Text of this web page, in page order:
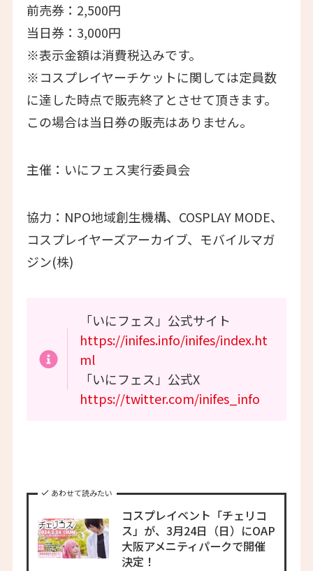
前売券：2,500円
当日券：3,000円
※表示金額は消費税込みです。
※コスプレイヤーチケットに関しては定員数
に達した時点で販売終了とさせて頂きます。
この場合は当日券の販売はありません。
主催：いにフェス実行委員会
協力：NPO地域創生機構、COSPLAY MODE、
コスプレイヤーズアーカイブ、モバイルマガ
ジン(株)
「いにフェス」公式サイト
https://inifes.info/inifes/index.ht
ml
「いにフェス」公式X
https://twitter.com/inifes_info
あわせて読みたい
コスプレイベント「チェリコ
ス」が、3月24日（日）にOAP
大阪アメニティパークで開催
決定！